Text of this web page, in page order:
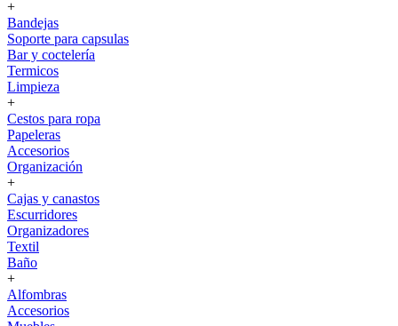
+
Bandejas
Soporte para capsulas
Bar y coctelería
Termicos
Limpieza
+
Cestos para ropa
Papeleras
Accesorios
Organización
+
Cajas y canastos
Escurridores
Organizadores
Textil
Baño
+
Alfombras
Accesorios